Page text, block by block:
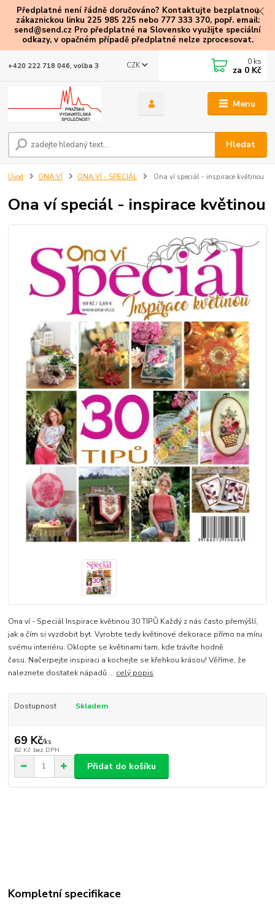
Předplatné není řádně doručováno? Kontaktujte bezplatnou
zákaznickou linku 225 985 225 nebo 777 333 370, popř. email:
send@send.cz Pro předplatné na Slovensko využijte speciální
odkazy, v opačném případě předplatné nelze zprocesovat.
Menu
CZK
Hledat
+420 222 718 046, volba 3 0 ks
za 0 Kč
Úvod ONA VÍ ONA VÍ - SPECIÁL Ona ví speciál - inspirace květinou
Ona ví speciál - inspirace květinou
Ona ví - Speciál Inspirace květinou 30 TIPŮ Každý z nás často přemýšlí,
jak a čím si vyzdobit byt. Vyrobte tedy květinové dekorace přímo na míru
svému interiéru. Oklopte se květinami tam, kde trávíte hodně
času. Načerpejte inspiraci a kochejte se křehkou krásou! Věříme, že
naleznete dostatek nápadů ... celý popis
Dostupnost Skladem
69 Kč/ks
62 Kč bez DPH
Přidat do košíku
Kompletní specifikace